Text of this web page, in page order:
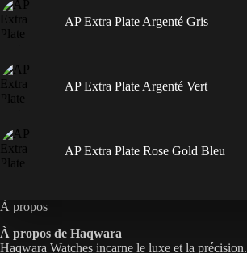
AP Extra Plate Argenté Gris
AP Extra Plate Argenté Vert
AP Extra Plate Rose Gold Bleu
À propos
À propos de Haqwara
Haqwara Watches incarne le luxe et la précision.